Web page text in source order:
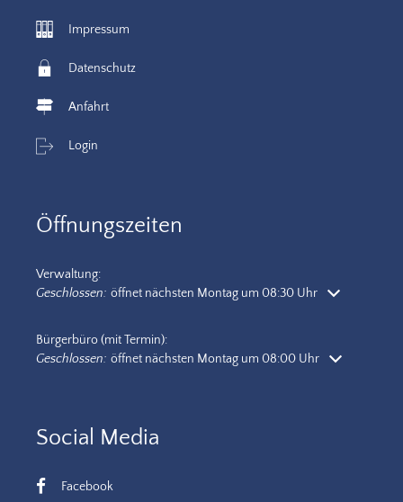
Impressum
Datenschutz
Anfahrt
Login
Öffnungszeiten
Verwaltung:
Klicken, um weitere Öffnungs- oder Schließzeiten auszublenden
Geschlossen: öffnet nächsten Montag um 08:30 Uhr
Bürgerbüro (mit Termin):
Klicken, um weitere Öffnungs- oder Schließzeiten auszublenden
Geschlossen: öffnet nächsten Montag um 08:00 Uhr
Social Media
Facebook